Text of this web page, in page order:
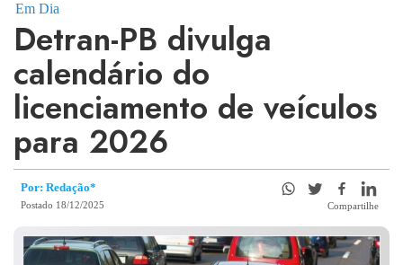
Em Dia
Detran-PB divulga
calendário do
licenciamento de veículos
para 2026
Por: Redação*
Postado 18/12/2025 Compartilhe